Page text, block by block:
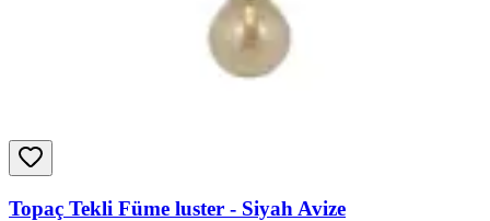
Topaç Tekli Füme luster - Siyah Avize